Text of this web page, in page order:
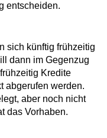
entscheiden.
sich künftig frühzeitig
dann im Gegenzug
Kredite
abgerufen werden.
aber noch nicht
das Vorhaben.